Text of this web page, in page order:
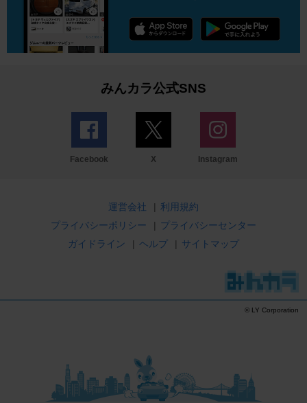
みんカラ公式SNS
Facebook X Instagram
運営会社 | 利用規約
プライバシーポリシー
| プライバシーセンター
ガイドライン
| ヘルプ | サイトマップ
© LY Corporation